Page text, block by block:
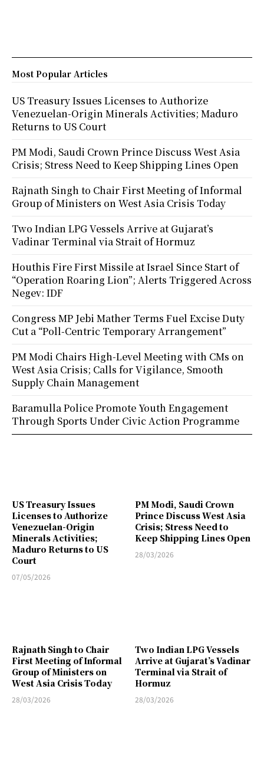
US Treasury Issues
Licenses to Authorize
Venezuelan-Origin
Minerals Activities;
Maduro Returns to US
Court
07/05/2026
PM Modi, Saudi Crown
Prince Discuss West Asia
Crisis; Stress Need to
Keep Shipping Lines Open
28/03/2026
Rajnath Singh to Chair
First Meeting of Informal
Group of Ministers on
West Asia Crisis Today
28/03/2026
Two Indian LPG Vessels
Arrive at Gujarat’s Vadinar
Terminal via Strait of
Hormuz
28/03/2026
Most Popular Articles
US Treasury Issues Licenses to Authorize
Venezuelan-Origin Minerals Activities; Maduro
Returns to US Court
PM Modi, Saudi Crown Prince Discuss West Asia
Crisis; Stress Need to Keep Shipping Lines Open
Rajnath Singh to Chair First Meeting of Informal
Group of Ministers on West Asia Crisis Today
Two Indian LPG Vessels Arrive at Gujarat’s
Vadinar Terminal via Strait of Hormuz
Houthis Fire First Missile at Israel Since Start of
“Operation Roaring Lion”; Alerts Triggered Across
Negev: IDF
Congress MP Jebi Mather Terms Fuel Excise Duty
Cut a “Poll-Centric Temporary Arrangement”
PM Modi Chairs High-Level Meeting with CMs on
West Asia Crisis; Calls for Vigilance, Smooth
Supply Chain Management
Baramulla Police Promote Youth Engagement
Through Sports Under Civic Action Programme